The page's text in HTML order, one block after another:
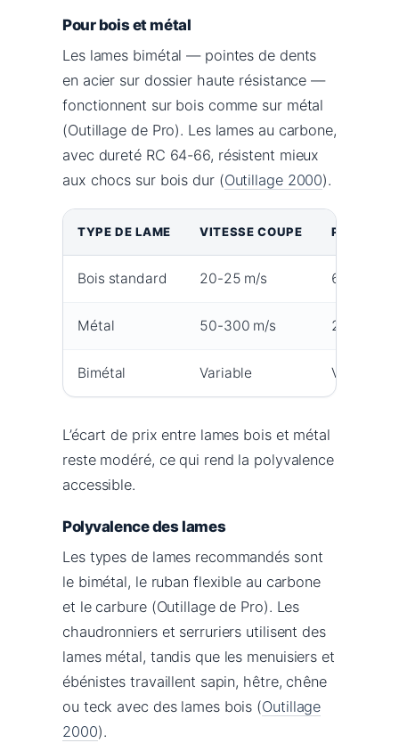
Pour bois et métal
Les lames bimétal — pointes de dents
en acier sur dossier haute résistance —
fonctionnent sur bois comme sur métal
(Outillage de Pro). Les lames au carbone,
avec dureté RC 64-66, résistent mieux
aux chocs sur bois dur (Outillage 2000).
TYPE DE LAME VITESSE COUPE PRIX
Bois standard 20-25 m/s 6 à 79 €
Métal 50-300 m/s 20 à 90 €
Bimétal Variable Variable
L’écart de prix entre lames bois et métal
reste modéré, ce qui rend la polyvalence
accessible.
Polyvalence des lames
Les types de lames recommandés sont
le bimétal, le ruban flexible au carbone
et le carbure (Outillage de Pro). Les
chaudronniers et serruriers utilisent des
lames métal, tandis que les menuisiers et
ébénistes travaillent sapin, hêtre, chêne
ou teck avec des lames bois (Outillage
2000).